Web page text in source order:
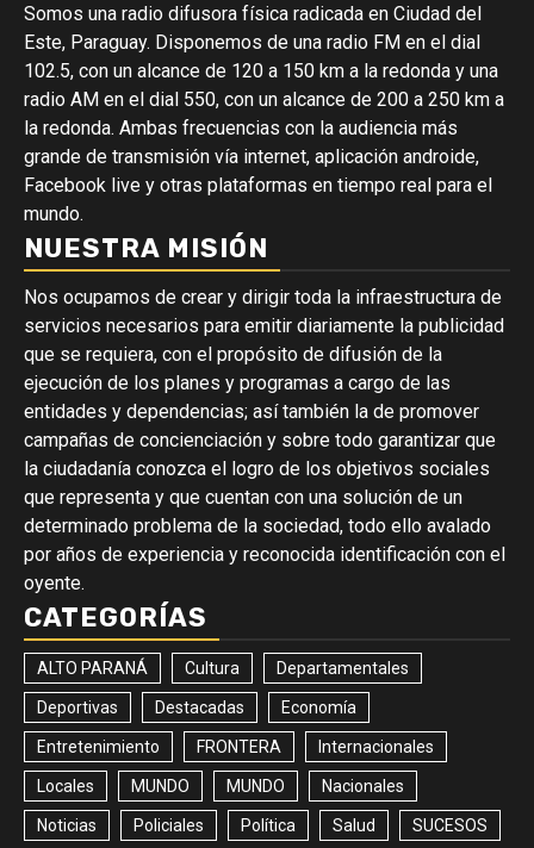
Somos una radio difusora física radicada en Ciudad del
Este, Paraguay. Disponemos de una radio FM en el dial
102.5, con un alcance de 120 a 150 km a la redonda y una
radio AM en el dial 550, con un alcance de 200 a 250 km a
la redonda. Ambas frecuencias con la audiencia más
grande de transmisión vía internet, aplicación androide,
Facebook live y otras plataformas en tiempo real para el
mundo.
NUESTRA MISIÓN
Nos ocupamos de crear y dirigir toda la infraestructura de
servicios necesarios para emitir diariamente la publicidad
que se requiera, con el propósito de difusión de la
ejecución de los planes y programas a cargo de las
entidades y dependencias; así también la de promover
campañas de concienciación y sobre todo garantizar que
la ciudadanía conozca el logro de los objetivos sociales
que representa y que cuentan con una solución de un
determinado problema de la sociedad, todo ello avalado
por años de experiencia y reconocida identificación con el
oyente.
CATEGORÍAS
ALTO PARANÁ Cultura Departamentales
Deportivas Destacadas Economía
Entretenimiento FRONTERA Internacionales
Locales MUNDO MUNDO Nacionales
Noticias Policiales Política Salud SUCESOS